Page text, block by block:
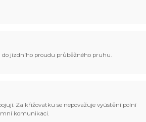
jízdního proudu průběžného pruhu.
Za křižovatku se nepovažuje vyústění polní
komunikaci.